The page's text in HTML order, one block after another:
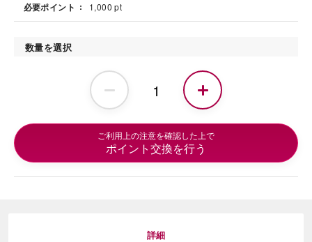
必要ポイント 1,000 pt
数量を選択
ご利用上の注意を確認した上で
ポイント交換を行う
詳細